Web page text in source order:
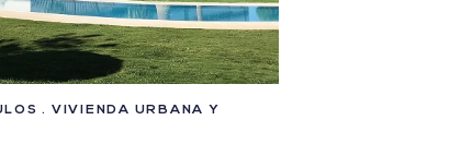
. VIVIENDA URBANA Y